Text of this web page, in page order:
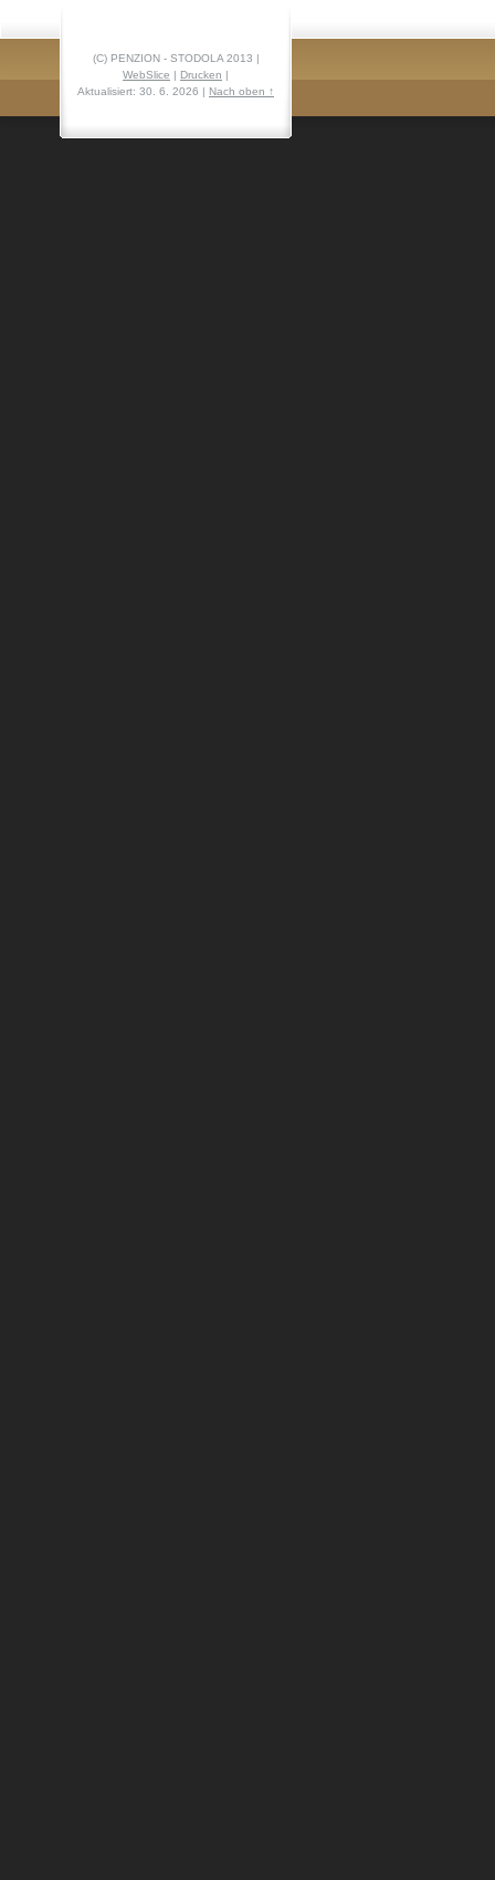
(C) PENZION - STODOLA 2013 |
WebSlice | Drucken |
Aktualisiert: 30. 6. 2026 | Nach oben ↑